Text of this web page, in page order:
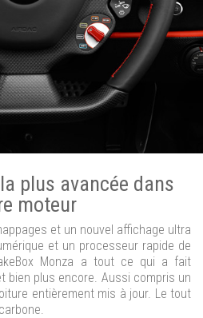
plus avancée dans
moteur
et un nouvel affichage ultra
et un processeur rapide de
Monza a tout ce qui a fait
bien plus encore. Aussi compris un
entièrement mis à jour. Le tout